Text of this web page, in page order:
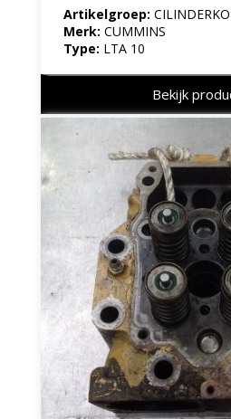
Artikelgroep:
Merk: CUMMINS
Type: LTA 10
Bekijk